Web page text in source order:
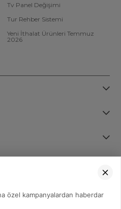
Tv Panel Değişimi
Tur Rehber Sistemi
Yeni İthalat Ürünleri Temmuz
2026
473 08 08
özel kampanyalardan haberdar